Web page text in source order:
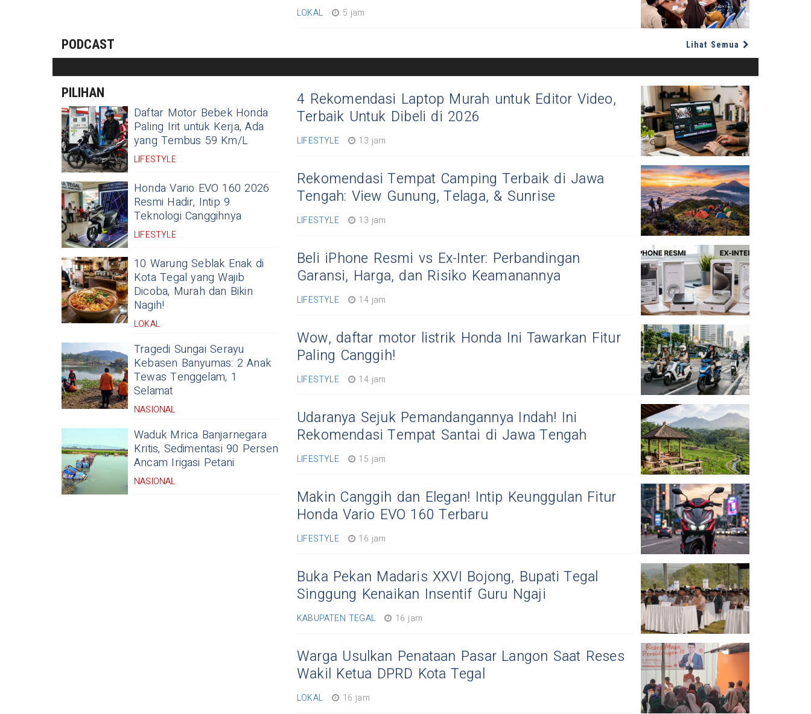
LOKAL 5 jam
PODCAST Lihat Semua
PILIHAN
Daftar Motor Bebek Honda
Paling Irit untuk Kerja, Ada
yang Tembus 59 Km/L
LIFESTYLE
Honda Vario EVO 160 2026
Resmi Hadir, Intip 9
Teknologi Canggihnya
LIFESTYLE
10 Warung Seblak Enak di
Kota Tegal yang Wajib
Dicoba, Murah dan Bikin
Nagih!
LOKAL
Tragedi Sungai Serayu
Kebasen Banyumas: 2 Anak
Tewas Tenggelam, 1
Selamat
NASIONAL
Waduk Mrica Banjarnegara
Kritis, Sedimentasi 90 Persen
Ancam Irigasi Petani
NASIONAL
4 Rekomendasi Laptop Murah untuk Editor Video,
Terbaik Untuk Dibeli di 2026
LIFESTYLE 13 jam
Rekomendasi Tempat Camping Terbaik di Jawa
Tengah: View Gunung, Telaga, & Sunrise
LIFESTYLE 13 jam
Beli iPhone Resmi vs Ex-Inter: Perbandingan
Garansi, Harga, dan Risiko Keamanannya
LIFESTYLE 14 jam
Wow, daftar motor listrik Honda Ini Tawarkan Fitur
Paling Canggih!
LIFESTYLE 14 jam
Udaranya Sejuk Pemandangannya Indah! Ini
Rekomendasi Tempat Santai di Jawa Tengah
LIFESTYLE 15 jam
Makin Canggih dan Elegan! Intip Keunggulan Fitur
Honda Vario EVO 160 Terbaru
LIFESTYLE 16 jam
Buka Pekan Madaris XXVI Bojong, Bupati Tegal
Singgung Kenaikan Insentif Guru Ngaji
KABUPATEN TEGAL 16 jam
Warga Usulkan Penataan Pasar Langon Saat Reses
Wakil Ketua DPRD Kota Tegal
LOKAL 16 jam